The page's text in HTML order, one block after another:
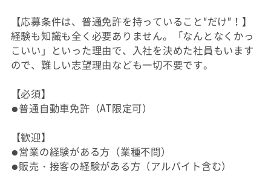
【応募条件は、普通免許を持っていること“だけ”！】
経験も知識も全く必要ありません。「なんとなくかっ
こいい」といった理由で、入社を決めた社員もいます
ので、難しい志望理由なども一切不要です。
【必須】
●普通自動車免許（AT限定可）
【歓迎】
●営業の経験がある方（業種不問）
●販売・接客の経験がある方（アルバイト含む）